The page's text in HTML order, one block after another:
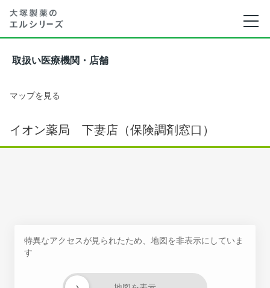
取扱い医療機関・店舗
マップを見る
イオン薬局 下妻店（保険調剤窓口）
特異なアクセスが見られたため、地図を非表示にしていま
す